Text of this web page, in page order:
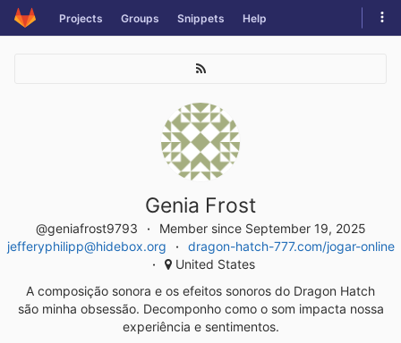
Skip
to
Projects Groups Snippets Help
Genia Frost
@geniafrost9793
Member since September 19, 2025
jefferyphilipp@hidebox.org
dragon-hatch-777.com/jogar-online
United States
A composição sonora e os efeitos sonoros do Dragon Hatch
são minha obsessão. Decomponho como o som impacta nossa
experiência e sentimentos.